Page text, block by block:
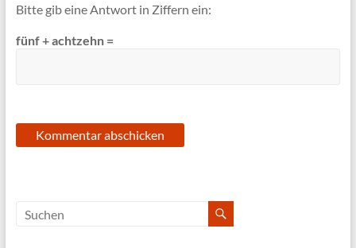
Bitte gib eine Antwort in Ziffern ein:
fünf + achtzehn =